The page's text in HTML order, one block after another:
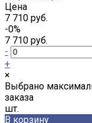
Цена
7 710 руб.
-0%
7 710 руб.
-
+
×
Выбрано
заказа
шт.
В корзину